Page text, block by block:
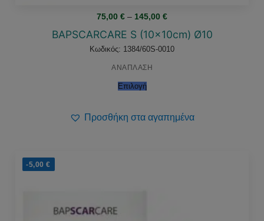
75,00 € – 145,00 €Price
75,00 €
through
145,00 €
BAPSCARCARE S (10x10cm) Ø10
Κωδικός: 1384/60S-0010
ΑΝΑΠΛΑΣΗ
Επιλογή
Προσθήκη στα αγαπημένα
-5,00€